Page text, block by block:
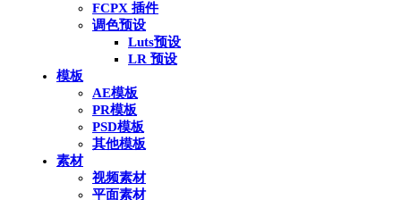
FCPX 插件
调色预设
Luts预设
LR 预设
模板
AE模板
PR模板
PSD模板
其他模板
素材
视频素材
平面素材